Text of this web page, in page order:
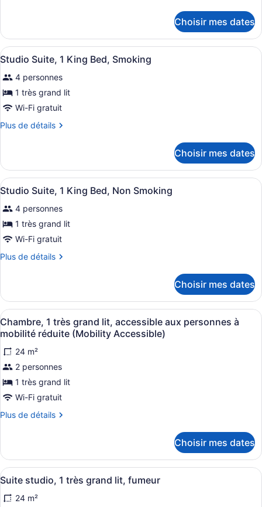
Room,
King
Bed,
Accessible,
Non
Smoking
(Mobility
Room,
King
Accessible,
Non
Smoking
(Mobility
Accessible)
Choisir mes dates
Afficher
toutes
les
photos
pour
ce
type
chambre :
Studio
Suite,
King
Bed,
Smoking
Une chambre d’hôtel équipée
5
Studio Suite, 1 King Bed, Smoking
4 personnes
1 très grand lit
Wi-Fi gratuit
Plus de détails
Plus
Studio
Suite,
1
Bed,
Smoking
Choisir mes dates
Afficher
toutes
les
photos
pour
ce
type
chambre :
Studio
Suite,
1
King
Bed,
Non
Smoking
Une chambre d’hôtel équipée
5
Studio Suite, 1 King Bed, Non Smoking
4 personnes
1 très grand lit
Wi-Fi gratuit
Plus de détails
Plus
Studio
Suite,
1
King
Bed,
Non
Smoking
Choisir mes dates
Afficher
toutes
les
photos
pour
ce
type
de
chambre :
1
très
grand
lit,
accessible
Une chambre d’hôtel avec un
5
Chambre, 1 très grand lit, accessible aux personnes à
mobilité réduite (Mobility Accessible)
24 m²
2 personnes
1 très grand lit
Wi-Fi gratuit
Plus de détails
Plus
Chambre,
très
lit,
Choisir mes dates
Afficher
toutes
les
Une chambre d’hôtel avec un
5
Suite studio, 1 très grand lit, fumeur
24 m²